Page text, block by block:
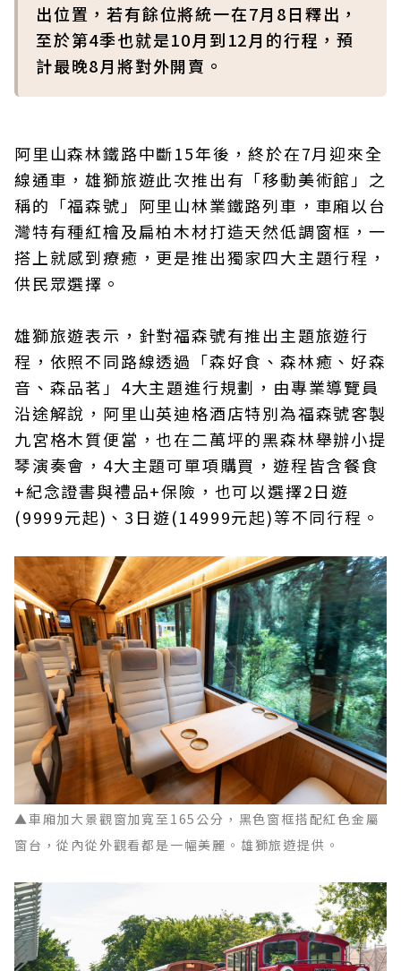
出位置，若有餘位將統一在7月8日釋出，
至於第4季也就是10月到12月的行程，預
計最晚8月將對外開賣。
阿里山森林鐵路中斷15年後，終於在7月迎來全
線通車，雄獅旅遊此次推出有「移動美術館」之
稱的「福森號」阿里山林業鐵路列車，車廂以台
灣特有種紅檜及扁柏木材打造天然低調窗框，一
搭上就感到療癒，更是推出獨家四大主題行程，
供民眾選擇。
雄獅旅遊表示，針對福森號有推出主題旅遊行
程，依照不同路線透過「森好食、森林癒、好森
音、森品茗」4大主題進行規劃，由專業導覽員
沿途解說，阿里山英迪格酒店特別為福森號客製
九宮格木質便當，也在二萬坪的黑森林舉辦小提
琴演奏會，4大主題可單項購買，遊程皆含餐食
+紀念證書與禮品+保險，也可以選擇2日遊
(9999元起)、3日遊(14999元起)等不同行程。
▲車廂加大景觀窗加寬至165公分，黑色窗框搭配紅色金屬
窗台，從內從外觀看都是一幅美麗。雄獅旅遊提供。